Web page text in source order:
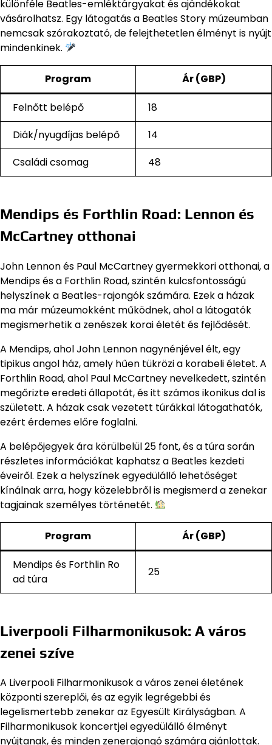
különféle Beatles-emléktárgyakat és ajándékokat
vásárolhatsz. Egy látogatás a Beatles Story múzeumban
nemcsak szórakoztató, de felejthetetlen élményt is nyújt
mindenkinek.
Program Ár (GBP)
Felnőtt belépő
18
Diák/nyugdíjas belépő
14
Családi csomag
48
Mendips és Forthlin Road: Lennon és
McCartney otthonai
John Lennon és Paul McCartney gyermekkori otthonai, a
Mendips és a Forthlin Road, szintén kulcsfontosságú
helyszínek a Beatles-rajongók számára. Ezek a házak
ma már múzeumokként működnek, ahol a látogatók
megismerhetik a zenészek korai életét és fejlődését.
A Mendips, ahol John Lennon nagynénjével élt, egy
tipikus angol ház, amely hűen tükrözi a korabeli életet. A
Forthlin Road, ahol Paul McCartney nevelkedett, szintén
megőrizte eredeti állapotát, és itt számos ikonikus dal is
született. A házak csak vezetett túrákkal látogathatók,
ezért érdemes előre foglalni.
A belépőjegyek ára körülbelül 25 font, és a túra során
részletes információkat kaphatsz a Beatles kezdeti
éveiről. Ezek a helyszínek egyedülálló lehetőséget
kínálnak arra, hogy közelebbről is megismerd a zenekar
tagjainak személyes történetét.
Program Ár (GBP)
Mendips és Forthlin Ro
ad túra
25
Liverpooli Filharmonikusok: A város
zenei szíve
A Liverpooli Filharmonikusok a város zenei életének
központi szereplői, és az egyik legrégebbi és
legelismertebb zenekar az Egyesült Királyságban. A
Filharmonikusok koncertjei egyedülálló élményt
nyújtanak, és minden zenerajongó számára ajánlottak.